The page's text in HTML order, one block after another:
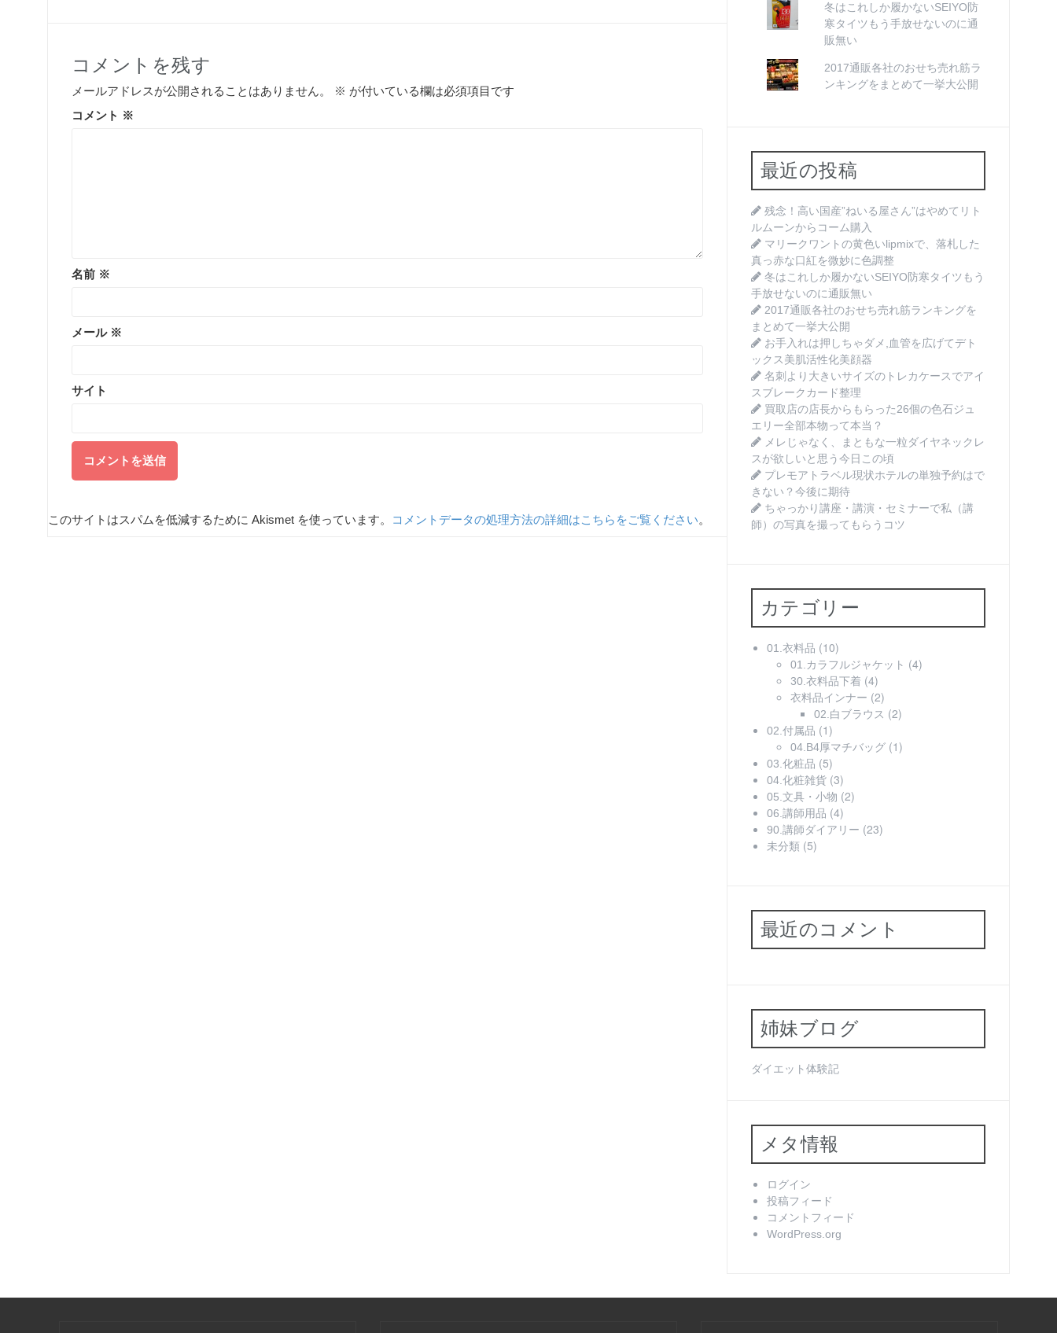
コメントを残す
メールアドレスが公開されることはありません。 ※ が付いている欄は必須項目です
コメント ※
名前 ※
メール ※
サイト
このサイトはスパムを低減するために Akismet を使っています。 コメントデータの処理方法の詳細はこちらをご覧ください。
冬はこれしか履かないSEIYO防
寒タイツもう手放せないのに通
販無い
2017通販各社のおせち売れ筋ラ
ンキングをまとめて一挙大公開
最近の投稿
残念！高い国産”ねいる屋さん”はやめてリト
ルムーンからコーム購入
マリークワントの黄色いlipmixで、落札した
真っ赤な口紅を微妙に色調整
冬はこれしか履かないSEIYO防寒タイツもう
手放せないのに通販無い
2017通販各社のおせち売れ筋ランキングを
まとめて一挙大公開
お手入れは押しちゃダメ,血管を広げてデト
ックス美肌活性化美顔器
名刺より大きいサイズのトレカケースでアイ
スブレークカード整理
買取店の店長からもらった26個の色石ジュ
エリー全部本物って本当？
メレじゃなく、まともな一粒ダイヤネックレ
スが欲しいと思う今日この頃
プレモアトラベル現状ホテルの単独予約はで
きない？今後に期待
ちゃっかり講座・講演・セミナーで私（講
師）の写真を撮ってもらうコツ
カテゴリー
01.衣料品 (10)
01.カラフルジャケット (4)
30.衣料品下着 (4)
衣料品インナー (2)
02.白ブラウス (2)
02.付属品 (1)
04.B4厚マチバッグ(1)
03.化粧品 (5)
04.化粧雑貨(3)
05.文具・小物 (2)
06.講師用品 (4)
90.講師ダイアリー (23)
未分類 (5)
最近のコメント
姉妹ブログ
ダイエット体験記
メタ情報
ログイン
投稿フィード
コメントフィード
WordPress.org